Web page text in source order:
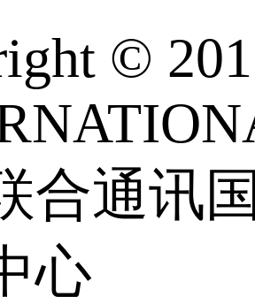
©
合通讯
心